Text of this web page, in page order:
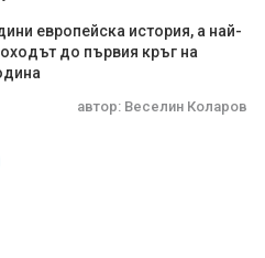
европейска история, а най-
до първия кръг на
автор: Веселин Коларов